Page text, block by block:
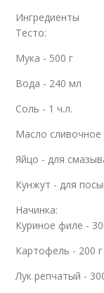
Ингредиенты
Тесто:
Мука - 500 г
Вода - 240 мл
Соль - 1 ч.л.
Масло сливочное
Яйцо - для
Кунжут - для
Начинка:
Куриное филе -
Картофель - 200 г
Лук репчатый -